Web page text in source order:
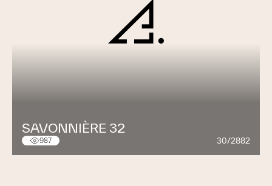
SAVONNIÈRE 32
987 30/2882